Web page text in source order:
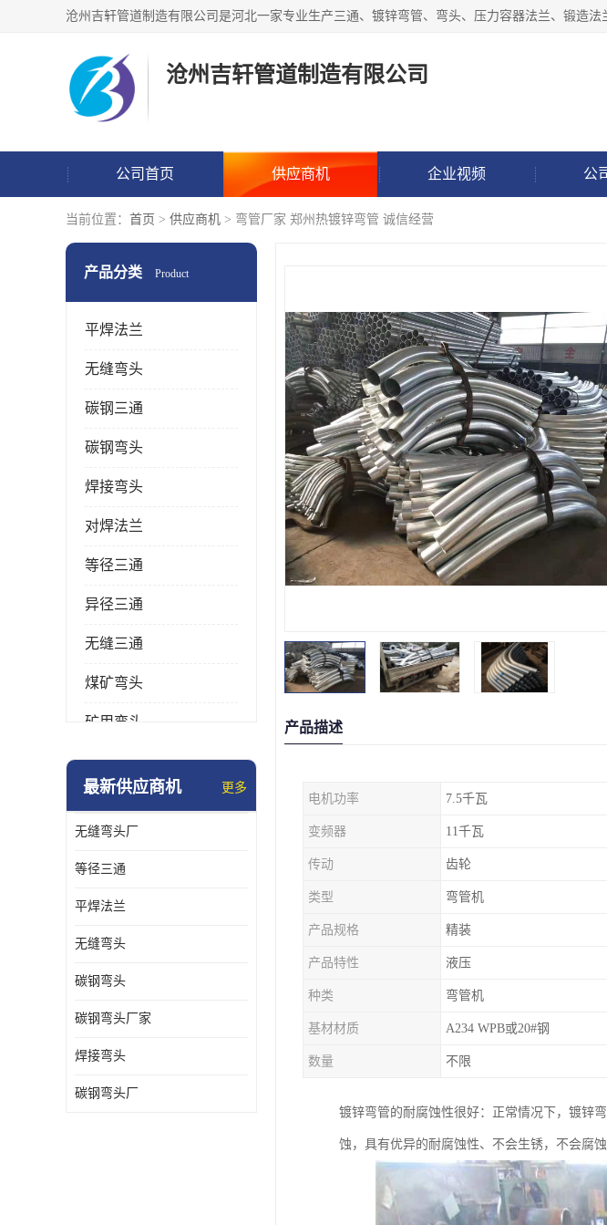
沧州吉轩管道制造有限公司
公司首页 供应商机 企业视频 公
当前位置： 首页 > 供应商机 > 弯管厂家 郑州热镀锌弯管 诚信经营
产品分类 Product
平焊法兰
无缝弯头
碳钢三通
碳钢弯头
焊接弯头
对焊法兰
等径三通
异径三通
无缝三通
煤矿弯头
矿用弯头
冲压弯头
热压弯头
镀锌弯头
最新供应商机 更多
无缝弯头厂
等径三通
平焊法兰
无缝弯头
碳钢弯头
碳钢弯头厂家
焊接弯头
碳钢弯头厂
产品描述
电机功率 7.5千瓦
变频器 11千瓦
传动 齿轮
类型 弯管机
产品规格 精装
产品特性 液压
种类 弯管机
基材材质 A234 WPB或20#钢
数量 不限
镀锌弯管的耐腐蚀性很好：正常情况下，镀锌
蚀，具有优异的耐腐蚀性、不会生锈，不会腐